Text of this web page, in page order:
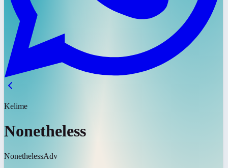
Kelime
Nonetheless
NonethelessAdv